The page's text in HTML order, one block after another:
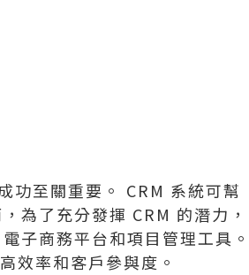
功至關重要。 CRM 系統可幫
為了充分發揮 CRM 的潛力，
子商務平台和項目管理工具。
效率和客戶參與度。